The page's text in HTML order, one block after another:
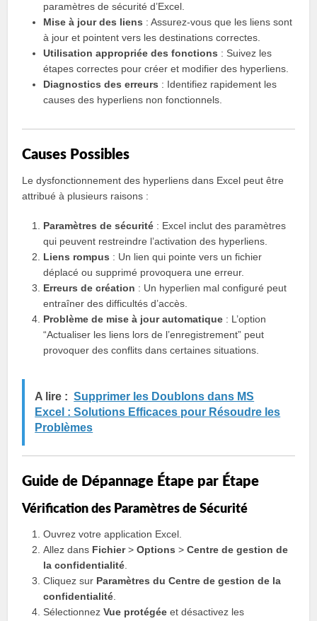
paramètres de sécurité d’Excel.
Mise à jour des liens : Assurez-vous que les liens sont
à jour et pointent vers les destinations correctes.
Utilisation appropriée des fonctions : Suivez les
étapes correctes pour créer et modifier des hyperliens.
Diagnostics des erreurs : Identifiez rapidement les
causes des hyperliens non fonctionnels.
Causes Possibles
Le dysfonctionnement des hyperliens dans Excel peut être
attribué à plusieurs raisons :
Paramètres de sécurité : Excel inclut des paramètres
qui peuvent restreindre l’activation des hyperliens.
Liens rompus : Un lien qui pointe vers un fichier
déplacé ou supprimé provoquera une erreur.
Erreurs de création : Un hyperlien mal configuré peut
entraîner des difficultés d’accès.
Problème de mise à jour automatique : L’option
“Actualiser les liens lors de l’enregistrement” peut
provoquer des conflits dans certaines situations.
A lire : Supprimer les Doublons dans MS
Excel : Solutions Efficaces pour Résoudre les
Problèmes
Guide de Dépannage Étape par Étape
Vérification des Paramètres de Sécurité
Ouvrez votre application Excel.
Allez dans Fichier>Options >Centre de gestion de
la confidentialité
Cliquez sur Paramètres du Centre de gestion de la
confidentialité
SélectionnezVue protégée et désactivez les